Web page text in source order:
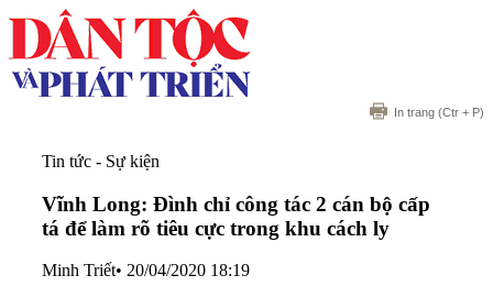
In trang (Ctr + P)
Tin tức - Sự kiện
Vĩnh Long: Đình chỉ công tác 2 cán bộ cấp
tá để làm rõ tiêu cực trong khu cách ly
Minh Triết• 20/04/2020 18:19